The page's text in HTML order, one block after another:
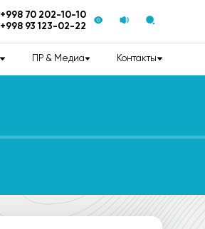
+998 70 202-10-10
+998 93 123-02-22
ПР & Медиа Контакты